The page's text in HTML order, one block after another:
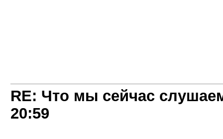
RE: Что мы сейчас
20:59